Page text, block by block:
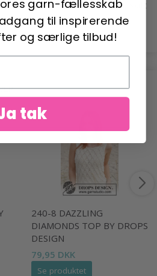
du for få masker på 10 cm, skift
240-8 DAZZLING
DIAMONDS TOP BY DROPS
DESIGN
79,95 DKK
Se produktet
garn-fællesskab
til inspirerende
og særlige tilbud!
tak